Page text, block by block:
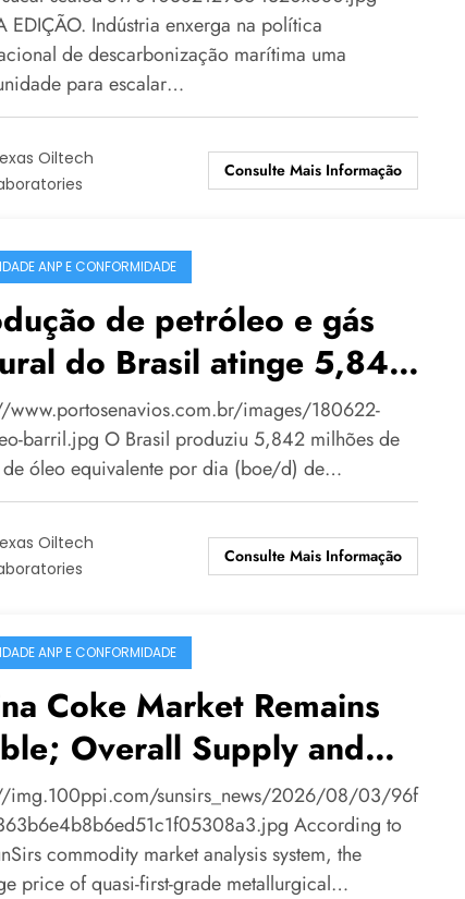
EDIÇÃO. Indústria enxerga na política
de descarbonização marítima uma
para escalar…
Oiltech
Consulte Mais Informação
ANP E CONFORMIDADE
de petróleo e gás
do Brasil atinge 5,842
de boe/d em junho
www.portosenavios.com.br/images/180622-
barril.jpg O Brasil produziu 5,842 milhões de
óleo equivalente por dia (boe/d) de…
Oiltech
Consulte Mais Informação
ANP E CONFORMIDADE
Coke Market Remains
Overall Supply and
Balanced
img.100ppi.com/sunsirs_news/2026/08/03/96f
According to
commodity market analysis system, the
price of quasi-first-grade metallurgical…